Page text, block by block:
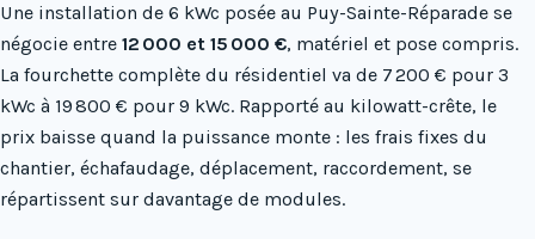
Une installation de 6 kWc posée au Puy-Sainte-Réparade se
négocie entre 12 000 et 15 000 €, matériel et pose compris.
La fourchette complète du résidentiel va de 7 200 € pour 3
kWc à 19 800 € pour 9 kWc. Rapporté au kilowatt-crête, le
prix baisse quand la puissance monte : les frais fixes du
chantier, échafaudage, déplacement, raccordement, se
répartissent sur davantage de modules.